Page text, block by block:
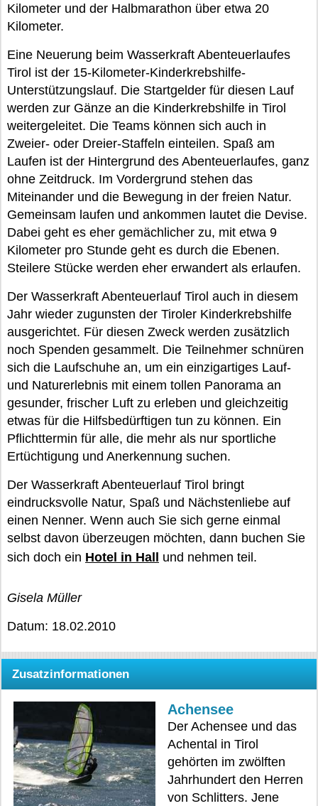
Kilometer und der Halbmarathon über etwa 20
Kilometer.
Eine Neuerung beim Wasserkraft Abenteuerlaufes
Tirol ist der 15-Kilometer-Kinderkrebshilfe-
Unterstützungslauf. Die Startgelder für diesen Lauf
werden zur Gänze an die Kinderkrebshilfe in Tirol
weitergeleitet. Die Teams können sich auch in
Zweier- oder Dreier-Staffeln einteilen. Spaß am
Laufen ist der Hintergrund des Abenteuerlaufes, ganz
ohne Zeitdruck. Im Vordergrund stehen das
Miteinander und die Bewegung in der freien Natur.
Gemeinsam laufen und ankommen lautet die Devise.
Dabei geht es eher gemächlicher zu, mit etwa 9
Kilometer pro Stunde geht es durch die Ebenen.
Steilere Stücke werden eher erwandert als erlaufen.
Der Wasserkraft Abenteuerlauf Tirol auch in diesem
Jahr wieder zugunsten der Tiroler Kinderkrebshilfe
ausgerichtet. Für diesen Zweck werden zusätzlich
noch Spenden gesammelt. Die Teilnehmer schnüren
sich die Laufschuhe an, um ein einzigartiges Lauf-
und Naturerlebnis mit einem tollen Panorama an
gesunder, frischer Luft zu erleben und gleichzeitig
etwas für die Hilfsbedürftigen tun zu können. Ein
Pflichttermin für alle, die mehr als nur sportliche
Ertüchtigung und Anerkennung suchen.
Der Wasserkraft Abenteuerlauf Tirol bringt
eindrucksvolle Natur, Spaß und Nächstenliebe auf
einen Nenner. Wenn auch Sie sich gerne einmal
selbst davon überzeugen möchten, dann buchen Sie
sich doch ein Hotel in Hall und nehmen teil.
Gisela Müller
Datum: 18.02.2010
Zusatzinformationen
Achensee
Der Achensee und das
Achental in Tirol
gehörten im zwölften
Jahrhundert den Herren
von Schlitters. Jene